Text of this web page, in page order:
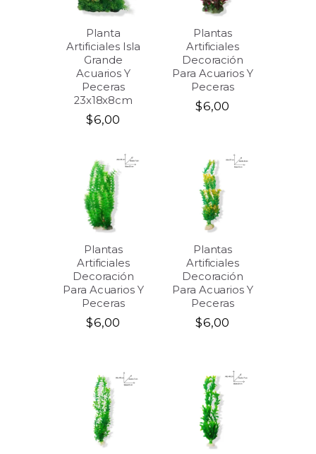
Planta
Artificiales Isla
Grande
Acuarios Y
Peceras
23x18x8cm
$6,00
Plantas
Artificiales
Decoración
Para Acuarios Y
Peceras
$6,00
Plantas
Artificiales
Decoración
Para Acuarios Y
Peceras
$6,00
Plantas
Artificiales
Decoración
Para Acuarios Y
Peceras
$6,00